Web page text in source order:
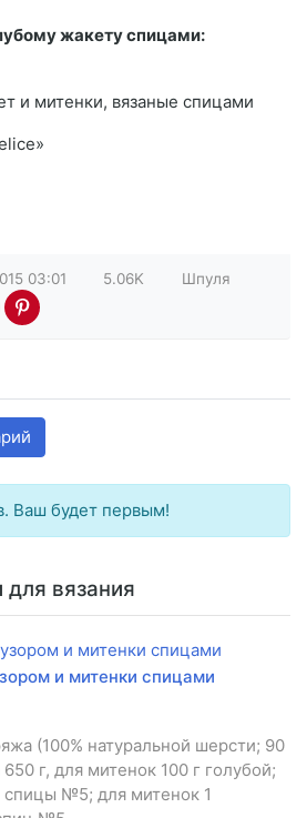
жакету спицами:
03:01 5.06K Шпуля
Ваш будет первым!
вязания
и митенки спицами
(100% натуральной шерсти; 90
г, для митенок 100 г голубой;
спицы №5; для митенок 1